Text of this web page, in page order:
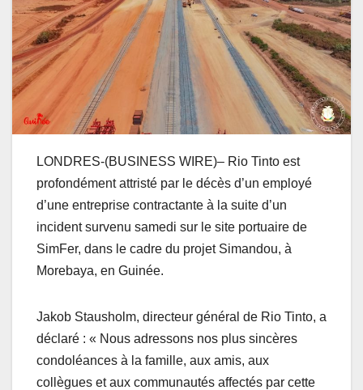
LONDRES-(BUSINESS WIRE)– Rio Tinto est
profondément attristé par le décès d’un employé
d’une entreprise contractante à la suite d’un
incident survenu samedi sur le site portuaire de
SimFer, dans le cadre du projet Simandou, à
Morebaya, en Guinée.
Jakob Stausholm, directeur général de Rio Tinto, a
déclaré : « Nous adressons nos plus sincères
condoléances à la famille, aux amis, aux
collègues et aux communautés affectés par cette